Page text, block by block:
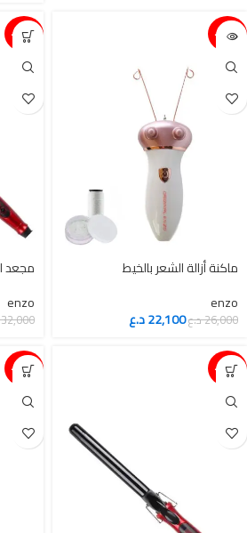
15%-
ماكنة أزالة الشعر بالخيط
enzo
26,000د.ع22,100د.ع
15%-
enzo
32,000
15%-
15%-